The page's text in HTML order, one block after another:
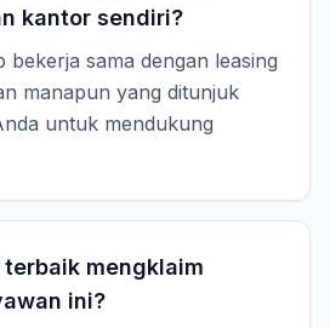
kantor sendiri?
bekerja sama dengan leasing
manapun yang ditunjuk
untuk mendukung
mengklaim
ini?